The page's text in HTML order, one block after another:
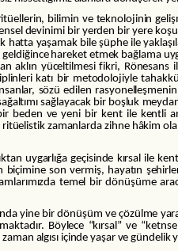
bilimin ve teknolojinin
devinimi bir yerden bir yere
yaşamak bile şüphe ile
hareket etmek bağlama
aklın yüceltilmesi fikri,
katı bir metodolojiyle
sözü edilen
sağlayacak bir boşluk
beden ve yeni bir kent ile kentli
zamanlarda zihne hâkim
uygarlığa geçisinde kırsal ile
son vermiş, hayatın
temel bir dönüşüme
yine bir dönüşüm ve çözülme
Böylece “kırsal” ve
algısı içinde yaşar ve